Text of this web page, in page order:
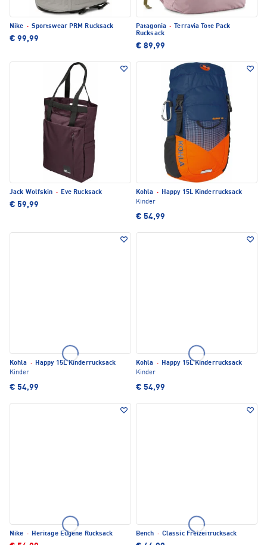
Nike · Sportswear PRM Rucksack
€ 99,99
Patagonia ·
Terravia Tote Pack
Rucksack
€ 89,99
Jack Wolfskin · Eve Rucksack
€ 59,99
Kohla · Happy 15L Kinderrucksack
Kinder
€ 54,99
Kohla · Happy 15L Kinderrucksack
Kinder
€ 54,99
Kohla · Happy 15L Kinderrucksack
Kinder
€ 54,99
Nike · Heritage Eugene Rucksack Bench · Classic Freizeitrucksack